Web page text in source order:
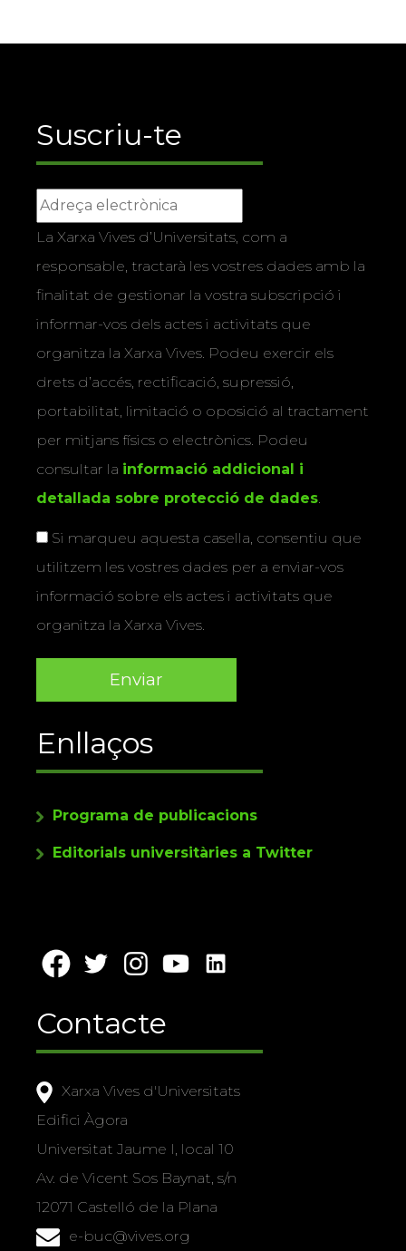
Suscriu-te
La Xarxa Vives d’Universitats, com a
responsable, tractarà les vostres dades amb la
finalitat de gestionar la vostra subscripció i
informar-vos dels actes i activitats que
organitza la Xarxa Vives. Podeu exercir els
drets d’accés, rectificació, supressió,
portabilitat, limitació o oposició al tractament
per mitjans físics o electrònics. Podeu
consultar la informació addicional i
detallada sobre protecció de dades.
Si marqueu aquesta casella, consentiu que
utilitzem les vostres dades per a enviar-vos
informació sobre els actes i activitats que
organitza la Xarxa Vives.
Enllaços
Programa de publicacions
Editorials universitàries a Twitter
Contacte
Xarxa Vives d'Universitats
Edifici Àgora
Universitat Jaume I, local 10
Av. de Vicent Sos Baynat, s/n
12071 Castelló de la Plana
e-buc@vives.org